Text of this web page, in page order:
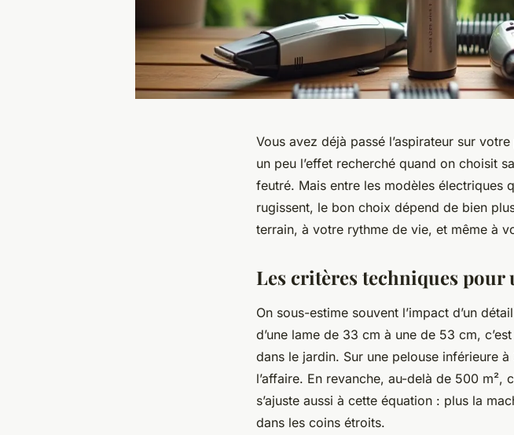
Vous avez déjà passé l’aspirateur sur
un peu l’effet recherché quand on choisit
feutré. Mais entre les modèles électriques
rugissent, le bon choix dépend de bien
terrain, à votre rythme de vie, et même à
Les critères techniques pour
On sous-estime souvent l’impact d’un
d’une lame de 33 cm à une de 53 cm,
dans le jardin. Sur une pelouse inférieure
l’affaire. En revanche, au-delà de 500
s’ajuste aussi à cette équation : plus la
dans les coins étroits.